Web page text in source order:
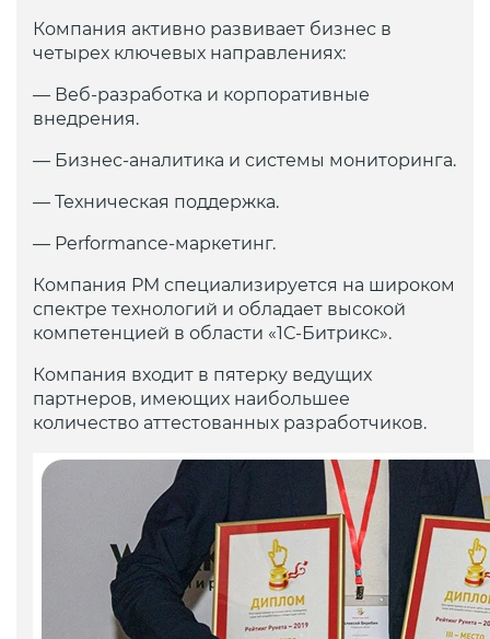
Компания активно развивает бизнес в
четырех ключевых направлениях:
— Веб-разработка и корпоративные
внедрения.
— Бизнес-аналитика и системы мониторинга.
— Техническая поддержка.
— Performance-маркетинг.
Компания PM специализируется на широком
спектре технологий и обладает высокой
компетенцией в области «1С-Битрикс».
Компания входит в пятерку ведущих
партнеров, имеющих наибольшее
количество аттестованных разработчиков.